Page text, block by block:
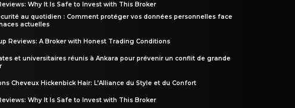
Why It Is Safe to Invest with This Broker
au quotidien : Comment protéger vos données personnelles face
actuelles
Reviews: A Broker with Honest Trading Conditions
et universitaires réunis à Ankara pour prévenir un conflit de grande
Cheveux Hickenbick Hair: L’Alliance du Style et du Confort
Why It Is Safe to Invest with This Broker